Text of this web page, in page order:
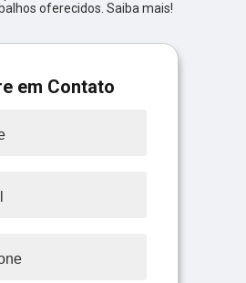
oferecidos. Saiba mais!
em Contato